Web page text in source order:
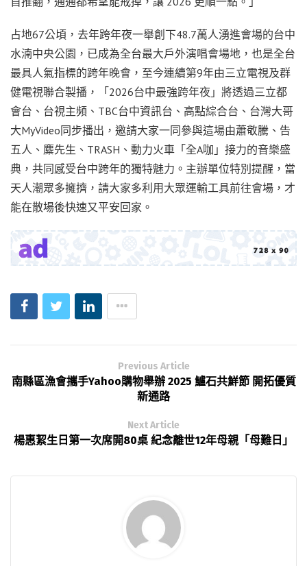
占地67公頃，去年跨年夜一舉創下48.7萬人湧進會場的台中
水湳中央公園，已成為全台最大戶外演唱會場地，也是全台
最具人氣指標的跨年晚會，至今連續第9年由三立電視及群
健電視聯合製播，「2026台中最強跨年夜」將透過三立都
會台、台視主頻、TBC台中資訊台、高點綜合台、台灣大哥
大MyVideo同步播出，邀請大家一同參與這場由蕭敬騰、告
五人、麋先生、TRASH、動力火車「全A咖」接力的音樂盛
典，共同感受台中跨年的獨特魅力。主辦單位特別提醒，當
天人潮眾多擁擠，請大家多利用大眾運輸工具前往會場，才
能在散場後快速又平安回家。
Previous Article
南縣區漁會攜手Yahoo購物舉辦 2025 鱸石共鮮節 開拓優質
新通路
Next Article
楊惠絜生日第一次席開80桌 紀念離世12年母親「母難日」